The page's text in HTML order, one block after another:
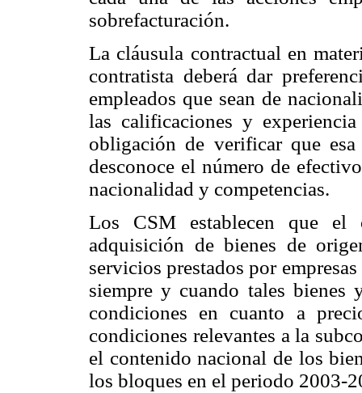
sobrefacturación.
La cláusula contractual en
contratista deberá dar
empleados que sean de
las calificaciones y
obligación de verificar que
desconoce el número de
nacionalidad y competencias.
Los CSM establecen que el
adquisición de bienes de
servicios prestados por
siempre y cuando tales bienes
condiciones en cuanto a
condiciones relevantes a la
el contenido nacional de los
los bloques en el periodo 2003-